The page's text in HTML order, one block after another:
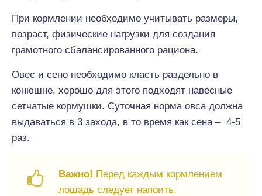
При кормлении необходимо учитывать размеры,
возраст, физические нагрузки для создания
грамотного сбалансированного рациона.
Овес и сено необходимо класть раздельно в
конюшне, хорошо для этого подходят навесные
сетчатые кормушки. Суточная норма овса должна
выдаваться в 3 захода, в то время как сена – 4-5
раз.
Важно! Перед каждым кормлением
лошадь следует напоить.